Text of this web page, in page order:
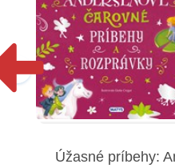
Úžasné príbehy: